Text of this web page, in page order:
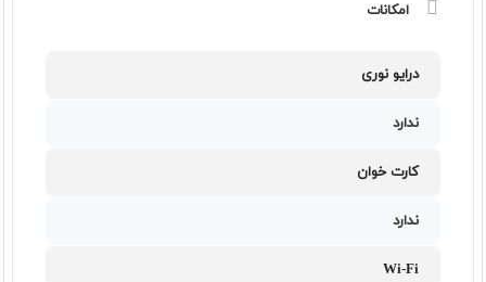
امکانات
درایو نوری
ندارد
کارت خوان
ندارد
Wi-Fi